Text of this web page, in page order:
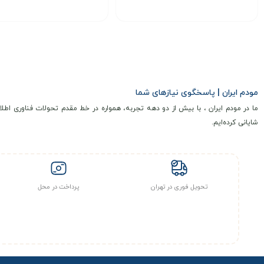
مودم ایران | پاسخگوی نیازهای شما
ما در مودم ایران ، با بیش از دو دهه تجربه، همواره در خط مقدم تحولات فناوری
شایانی کرده‌ایم.
تحویل فوری در تهران پرداخت در محل